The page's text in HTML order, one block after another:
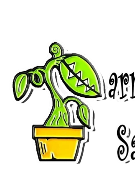
¡Gracias por comprar en
Ofrecemos reembolso y/o
primeros 30 días de tu compra.
30 días desde tu compra, no se